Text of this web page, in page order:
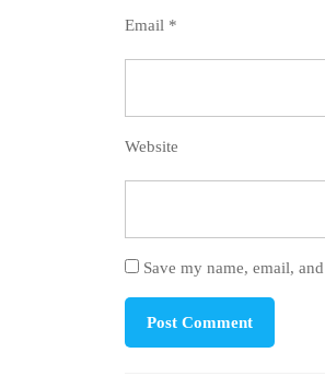
Email *
Website
Save my name, email,